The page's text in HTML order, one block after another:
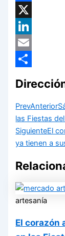
Facebook
X
LinkedIn
Email
PrevAnterior
las Fiestas
SiguienteEl
ya tienen a
artesanía
El corazón